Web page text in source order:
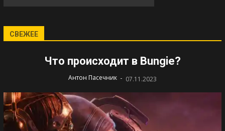
СВЕЖЕЕ
Что происходит в Bungie?
Антон Пасечник - 07.11.2023